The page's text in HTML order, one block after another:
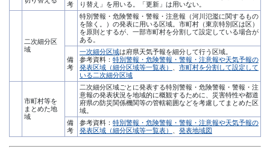
考
り替え」を用いる。「更新」は用いない。
二次細分区
域
特別警報・危険警報・警報・注意報（河川氾濫に関するもの
を除く。）の発表に用いる区域。市町村（東京特別区は区）
を原則とするが、一部市町村を分割して設定している場合が
ある。
備
考
一次細分区域は府県天気予報を細分して行う区域。
参考資料： 特別警報・危険警報・警報・注意報や天気予報の
発表区域（細分区域等一覧表）
市町村を分割して設定して
いる二次細分区域
市町村等を
まとめた地
域
二次細分区域ごとに発表する特別警報・危険警報・警報・注
意報の発表状況を地域的に概観するために、災害特性や都道
府県の防災関係機関等の管轄範囲などを考慮してまとめた区
域。
備
考
参考資料： 特別警報・危険警報・警報・注意報や天気予報の
発表区域（細分区域等一覧表）
発表地域図